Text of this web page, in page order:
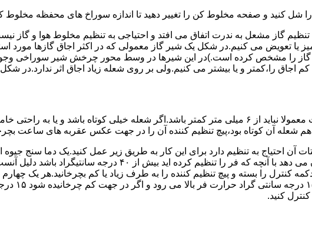
را شل کنید و صفحه مخلوط کن را تغییر دهید تا اندازه سوراخ های محفظه
گاز مشعل به ندرت اتفاق می افتد و احتیاجی به تنظیم مخلوط هوا و
یا تعویض می کنیم.در شکل یک شیر گاز معمولی که در اکثر اجاق گازها مورد
را مشخص کرده است.)در این شیرها در وسط محور چرخش شیر سوراخی وجود
کم اجاق را،کمتر و یا بیشتر می کنیم.ولی بر روی شعله زیاد اجاق اثر ندارد.در
رنگ شعله پیلوت باید آبی باشد و طول شعله پیلوت معمولا نباید از ۶ میلی متر کمتر
هم شعله آن کوتاه بود،پیچ تنظیم کننده آن را در جهت عکس عقربه های ساعت
۱۰ تا ۲۰ دقیقه اختلاف درجه ای که دماسنج نشان می دهد با
می
کنید.